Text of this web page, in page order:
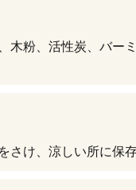
木粉、活性炭、バー
さけ、涼しい所に保